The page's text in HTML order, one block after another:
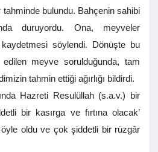
bulundu. Bahçenin sahibi
duruyordu. Ona, meyveler
kaydetmesi söylendi. Dönüşte bu
edilen meyve sorulduğunda, tam
tahmin ettiği ağırlığı bildirdi.
Hazreti Resulüllah (s.a.v.) bir
bir kasırga ve fırtına olacak’
oldu ve çok şiddetli bir rüzgâr